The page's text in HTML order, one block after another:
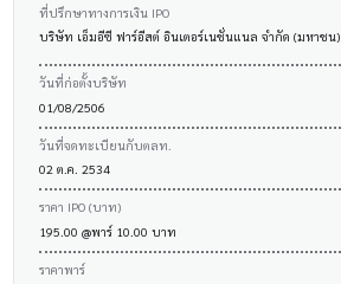
ที่ปรึกษาทางการเงิน IPO
บริษัท เอ็มอีซี ฟาร์อีสต์ อินเตอร์เนชั่นแนล จำกัด (มหาชน)
วันที่ก่อตั้งบริษัท
01/08/2506
วันที่จดทะเบียนกับตลท.
02 ต.ค. 2534
ราคา IPO (บาท)
195.00 @พาร์ 10.00 บาท
ราคาพาร์